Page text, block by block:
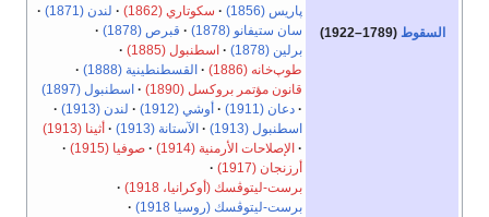
السقوط (1789–1922)
پاريس (1856)
سكوتاري (1862)
لندن (1871)
سان ستيفانو (1878)
قبرص (1878)
برلين (1878)
اسطنبول (1885)
طوپ‌خانه (1886)
القسطنطينية (1888)
قانون مؤتمر بروكسل (1890)
اسطنبول (1897)
دعان (1911)
أوشي (1912)
لندن (1913)
اسطنبول (1913)
الآستانة (1913)
أثينا (1913)
الإصلاحات الأرمنية (1914)
صوفيا (1915)
أرزنجان (1917)
برست-ليتوڤسك (أوكرانيا، 1918)
برست-ليتوڤسك (روسيا 1918)